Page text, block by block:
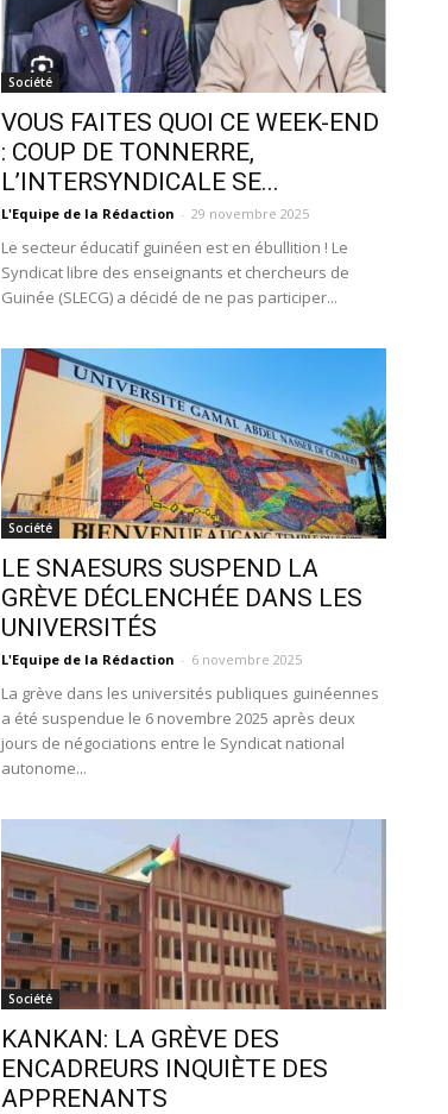
Société
VOUS FAITES QUOI CE WEEK-END
: COUP DE TONNERRE,
L’INTERSYNDICALE SE...
L'Equipe de la Rédaction - 29 novembre 2025
Le secteur éducatif guinéen est en ébullition ! Le
Syndicat libre des enseignants et chercheurs de
Guinée (SLECG) a décidé de ne pas participer...
Société
LE SNAESURS SUSPEND LA
GRÈVE DÉCLENCHÉE DANS LES
UNIVERSITÉS
L'Equipe de la Rédaction - 6 novembre 2025
La grève dans les universités publiques guinéennes
a été suspendue le 6 novembre 2025 après deux
jours de négociations entre le Syndicat national
autonome...
Société
KANKAN: LA GRÈVE DES
ENCADREURS INQUIÈTE DES
APPRENANTS